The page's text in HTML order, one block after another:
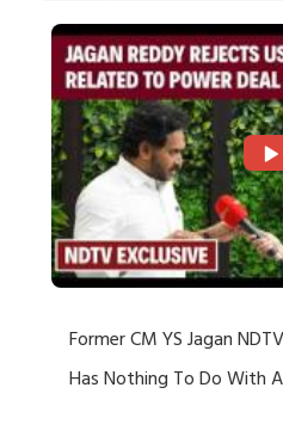
Former CM YS Jagan
Has Nothing To Do With